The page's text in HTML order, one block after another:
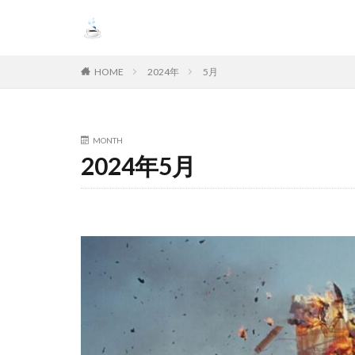
HOME 2024年 5月
MONTH
2024年5月